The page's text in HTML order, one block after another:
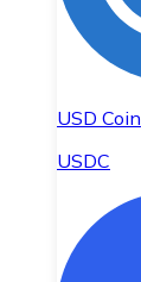
USD Coin
USDC